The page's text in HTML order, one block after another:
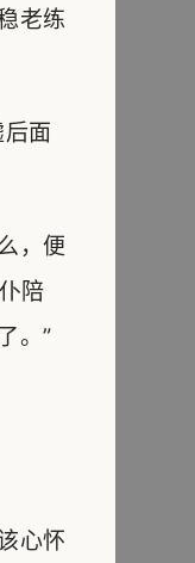
老练
面
，便
陪
。”
心怀